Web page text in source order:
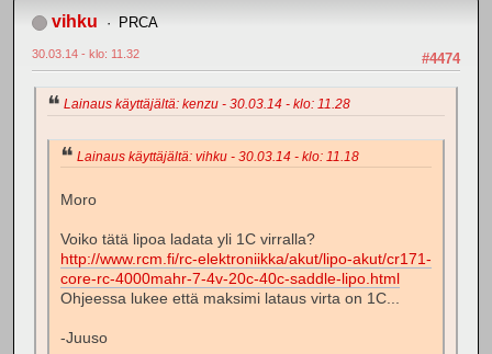
vihku PRCA
#4474
30.03.14 - klo: 11.32
Lainaus käyttäjältä: kenzu - 30.03.14 - klo: 11.28
Lainaus käyttäjältä: vihku - 30.03.14 - klo: 11.18
Moro
Voiko tätä lipoa ladata yli 1C virralla?
http://www.rcm.fi/rc-elektroniikka/akut/lipo-akut/cr171-
core-rc-4000mahr-7-4v-20c-40c-saddle-lipo.html
Ohjeessa lukee että maksimi lataus virta on 1C...
-Juuso